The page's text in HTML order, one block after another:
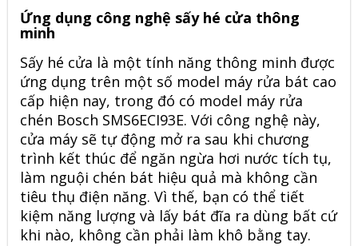
Ứng dụng công nghệ sấy hé cửa thông
minh
Sấy hé cửa là một tính năng thông minh được
ứng dụng trên một số model máy rửa bát cao
cấp hiện nay, trong đó có model máy rửa
chén Bosch SMS6ECI93E. Với công nghệ này,
cửa máy sẽ tự động mở ra sau khi chương
trình kết thúc để ngăn ngừa hơi nước tích tụ,
làm nguội chén bát hiệu quả mà không cần
tiêu thụ điện năng. Vì thế, bạn có thể tiết
kiệm năng lượng và lấy bát đĩa ra dùng bất cứ
khi nào, không cần phải làm khô bằng tay.